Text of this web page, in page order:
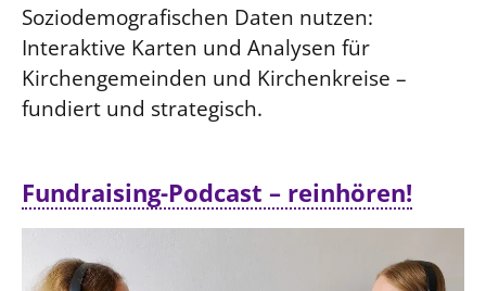
Soziodemografischen Daten nutzen:
Interaktive Karten und Analysen für
Kirchengemeinden und Kirchenkreise –
fundiert und strategisch.
Fundraising-Podcast – reinhören!